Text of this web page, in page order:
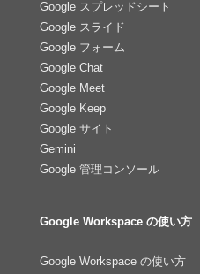
Google スプレッドシート
Google スライド
Google フォーム
Google Chat
Google Meet
Google Keep
Google サイト
Gemini
Google 管理コンソール
Google Workspace の使い方
Google Workspace の使い方